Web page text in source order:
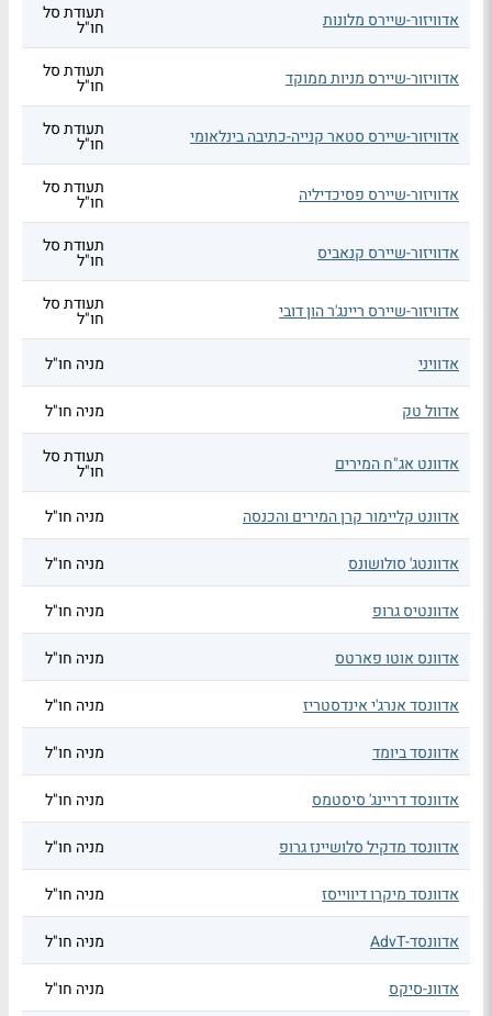
אדוויזור-שיירס מלונות תעודת סל
חו"ל
אדוויזור-שיירס מניות ממוקד תעודת סל
חו"ל
אדוויזור-שיירס סטאר קנייה-כתיבה בינלאומי תעודת סל
חו"ל
אדוויזור-שיירס פסיכדיליה תעודת סל
חו"ל
אדוויזור-שיירס קנאביס תעודת סל
חו"ל
אדוויזור-שיירס ריינג'ר הון דובי תעודת סל
חו"ל
אדוויני
מניה חו"ל
אדוול טק מניה חו"ל
אדוונט אג"ח המירים תעודת סל
חו"ל
אדוונט קליימור קרן המירים והכנסה
מניה חו"ל
אדוונטג' סולושונס מניה חו"ל
אדוונטיס גרופ מניה חו"ל
אדוונס אוטו פארטס מניה חו"ל
אדוונסד אנרג'י אינדסטריז מניה חו"ל
אדוונסד ביומד מניה חו"ל
אדוונסד דריינג' סיסטמס מניה חו"ל
אדוונסד מדקיל סלושיינז גרופ מניה חו"ל
אדוונסד מיקרו דיווייסז מניה חו"ל
אדוונסד-AdvT מניה חו"ל
אדוונ-סיקס מניה חו"ל